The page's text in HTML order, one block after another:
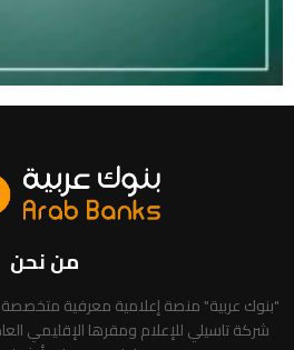
من نحن
"بنوك عربية" منصة إعلامية معرفية
شركة تاسيلي للإعلام ومقرها الإقليمي